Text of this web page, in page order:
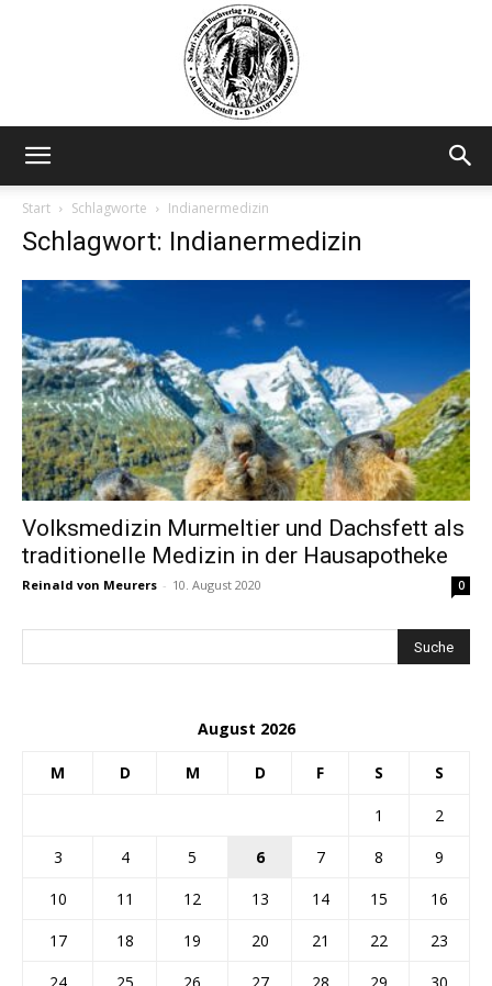
Start
Schlagworte Indianermedizin
Schlagwort: Indianermedizin
Volksmedizin Murmeltier und Dachsfett als
traditionelle Medizin in der Hausapotheke
Reinald von Meurers - 10. August 2020 0
August 2026
M D M D F S S
1
2
3
4 5 6 7 8
9
10
11 12 13 14 15
16
17
18 19 20 21 22
23